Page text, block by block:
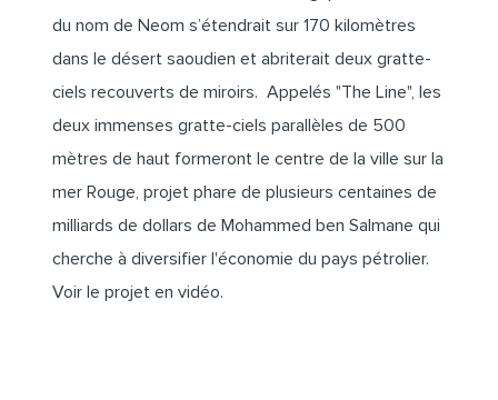
du nom de Neom s’étendrait sur 170 kilomètres
dans le désert saoudien et abriterait deux gratte-
ciels recouverts de miroirs. Appelés "The Line", les
deux immenses gratte-ciels parallèles de 500
mètres de haut formeront le centre de la ville sur la
mer Rouge, projet phare de plusieurs centaines de
milliards de dollars de Mohammed ben Salmane qui
cherche à diversifier l'économie du pays pétrolier.
Voir le projet en vidéo.